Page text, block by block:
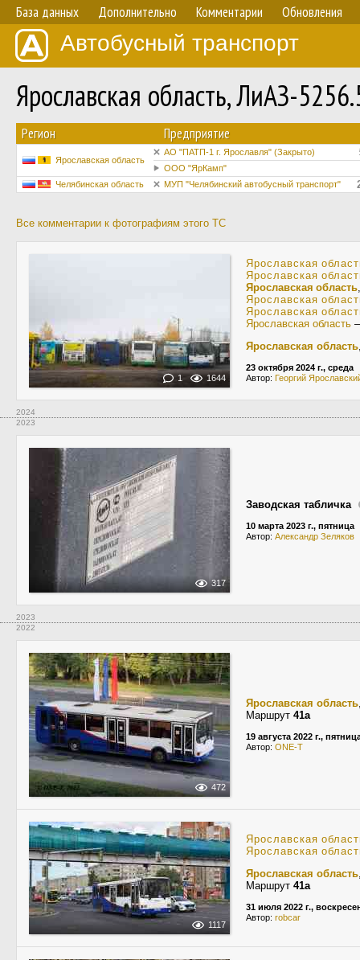
База данных Дополнительно Комментарии Обновления
Автобусный транспорт
Ярославская область, ЛиАЗ-
Регион Предприятие
Ярославская область
АО "ПАТП-1 г. Ярославля" (Закрыто)
ООО "ЯрКамп"
Челябинская область
МУП "Челябинский автобусный транспорт"
Все комментарии к фотографиям этого ТС
1 1644
Ярославская
Ярославская
Ярославская область
Ярославская
Ярославская
Ярославская область
Ярославская область
23 октября 2024 г., среда
Автор: Георгий
2024
2023
317
Заводская табличка
10 марта 2023 г., пятница
Автор: Александр Зеляков
2023
2022
472
Ярославская область
Маршрут 41а
19 августа 2022 г.,
Автор: ONE-T
1117
Ярославская
Ярославская
Ярославская область
Маршрут 41а
31 июля 2022 г.,
Автор: robcar